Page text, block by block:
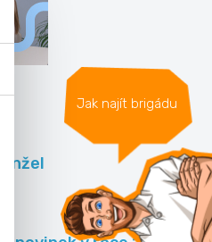
Jak najít brigádu